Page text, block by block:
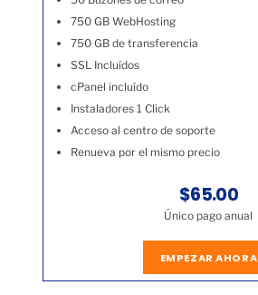
750 GB WebHosting
750 GB de transferencia
SSL Incluídos
cPanel incluído
Instaladores 1 Click
Acceso al centro de soporte
Renueva por el mismo precio
$65.00
Único pago anual
EMPEZAR AHORA